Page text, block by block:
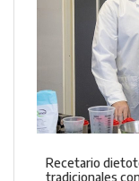
Recetario
tradicionales